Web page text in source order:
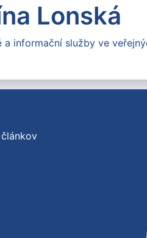
Lonská
a informační služby ve